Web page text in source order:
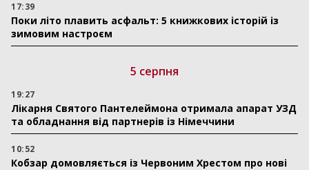
17:39
Поки літо плавить асфальт: 5 книжкових історій із
зимовим настроєм
5 серпня
19:27
Лікарня Святого Пантелеймона отримала апарат УЗД
та обладнання від партнерів із Німеччини
10:52
Кобзар домовляється із Червоним Хрестом про нові